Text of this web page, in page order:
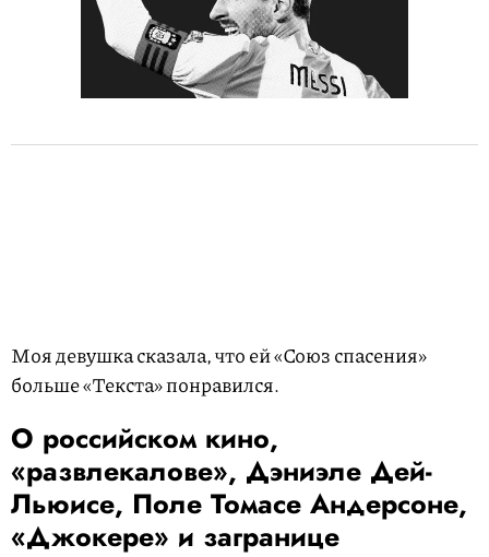
Моя девушка сказала, что ей «Союз спасения»
больше «Текста» понравился.
О российском кино,
«развлекалове», Дэниэле Дей-
Льюисе, Поле Томасе Андерсоне,
«Джокере» и загранице